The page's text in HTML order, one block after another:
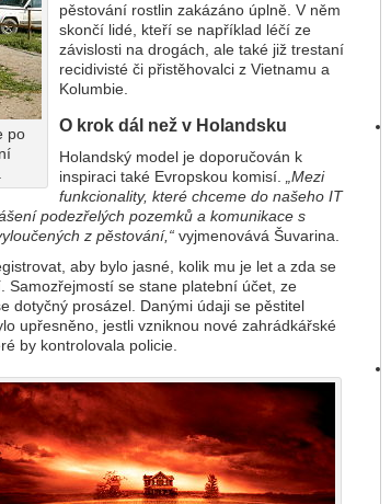
po
pěstování rostlin zakázáno úplně. V něm
skončí lidé, kteří se například léčí ze
závislosti na drogách, ale také již trestaní
recidivisté či přistěhovalci z Vietnamu a
Kolumbie.
O krok dál než v Holandsku
Holandský model je doporučován k
inspiraci také Evropskou komisí.
„Mezi
funkcionality, které chceme do našeho IT
podezřelých pozemků a komunikace s
z pěstování,“ vyjmenovává Šuvarina.
aby bylo jasné, kolik mu je let a zda se
Samozřejmostí se stane platební účet, ze
dotyčný prosázel. Danými údaji se pěstitel
upřesněno, jestli vzniknou nové zahrádkářské
by kontrolovala policie.